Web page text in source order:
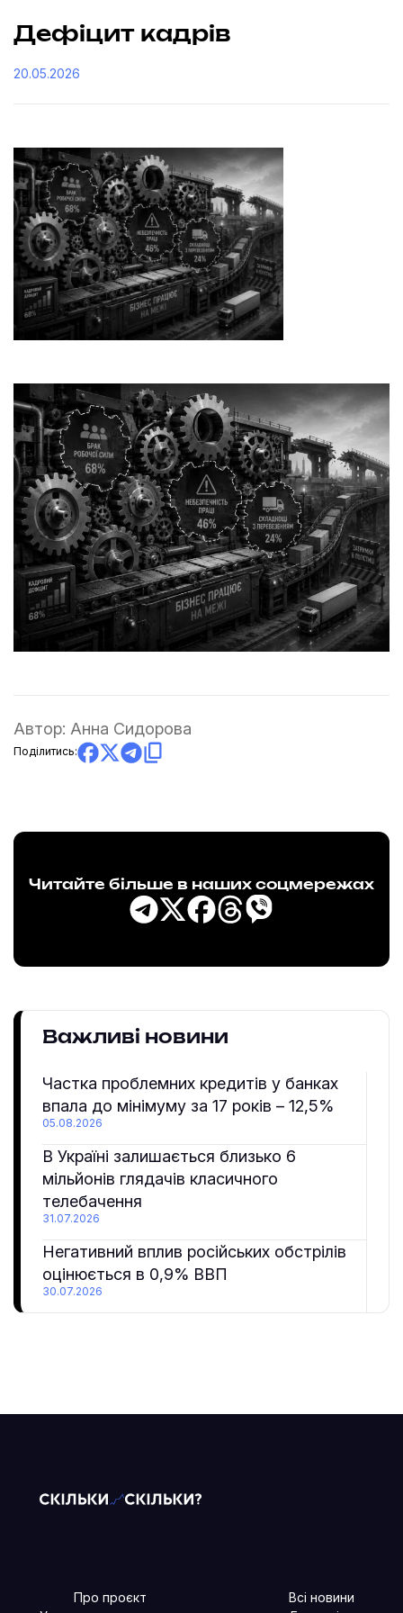
Дефіцит кадрів
20.05.2026
Автор: Анна Сидорова
Поділитись:
Читайте більше в наших соцмережах
Важливі новини
Частка проблемних кредитів у банках
впала до мінімуму за 17 років – 12,5%
05.08.2026
В Україні залишається близько 6
мільйонів глядачів класичного
телебачення
31.07.2026
Негативний вплив російських обстрілів
оцінюється в 0,9% ВВП
30.07.2026
Про проєкт
Всі новини